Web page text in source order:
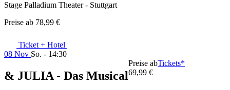
Stage Palladium Theater - Stuttgart
Preise ab 78,99 €
Ticket + Hotel
08 Nov So. - 14:30
& JULIA - Das Musical
Preise ab
69,99 €
Tickets*